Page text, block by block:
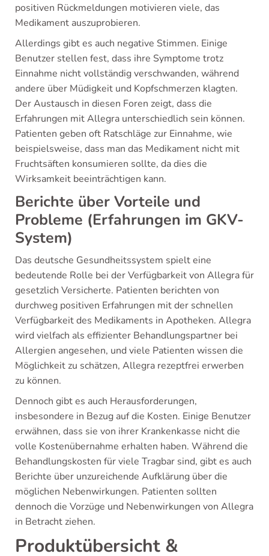
positiven Rückmeldungen motivieren viele, das
Medikament auszuprobieren.
Allerdings gibt es auch negative Stimmen. Einige
Benutzer stellen fest, dass ihre Symptome trotz
Einnahme nicht vollständig verschwanden, während
andere über Müdigkeit und Kopfschmerzen klagten.
Der Austausch in diesen Foren zeigt, dass die
Erfahrungen mit Allegra unterschiedlich sein können.
Patienten geben oft Ratschläge zur Einnahme, wie
beispielsweise, dass man das Medikament nicht mit
Fruchtsäften konsumieren sollte, da dies die
Wirksamkeit beeinträchtigen kann.
Berichte über Vorteile und
Probleme (Erfahrungen im GKV-
System)
Das deutsche Gesundheitssystem spielt eine
bedeutende Rolle bei der Verfügbarkeit von Allegra für
gesetzlich Versicherte. Patienten berichten von
durchweg positiven Erfahrungen mit der schnellen
Verfügbarkeit des Medikaments in Apotheken. Allegra
wird vielfach als effizienter Behandlungspartner bei
Allergien angesehen, und viele Patienten wissen die
Möglichkeit zu schätzen, Allegra rezeptfrei erwerben
zu können.
Dennoch gibt es auch Herausforderungen,
insbesondere in Bezug auf die Kosten. Einige Benutzer
erwähnen, dass sie von ihrer Krankenkasse nicht die
volle Kostenübernahme erhalten haben. Während die
Behandlungskosten für viele Tragbar sind, gibt es auch
Berichte über unzureichende Aufklärung über die
möglichen Nebenwirkungen. Patienten sollten
dennoch die Vorzüge und Nebenwirkungen von Allegra
in Betracht ziehen.
Produktübersicht &